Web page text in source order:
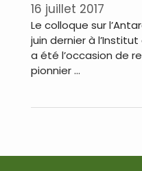
16 juillet 2017
Le colloque sur
juin dernier à
a été l’occasion de
pionnier …